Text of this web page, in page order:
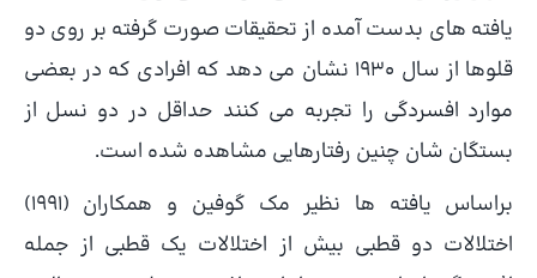
یافته های بدست آمده از تحقیقات صورت گرفته بر روی دو
قلوها از سال 1930 نشان می دهد که افرادی که در بعضی
موارد افسردگی را تجربه می کنند حداقل در دو نسل از
بستگان شان چنین رفتارهایی مشاهده شده است.
براساس یافته ها نظیر مک گوفین و همکاران (1991)
اختلالات دو قطبی بیش از اختلالات یک قطبی از جمله